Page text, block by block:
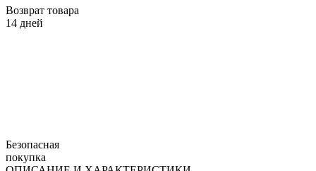
Возврат товара
14 дней
Безопасная
покупка